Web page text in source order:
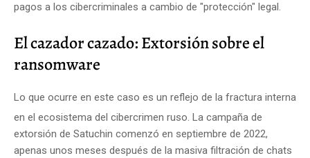
pagos a los cibercriminales a cambio de "protección" legal.
El cazador cazado: Extorsión sobre el
ransomware
Lo que ocurre en este caso es un reflejo de la fractura interna
en el ecosistema del cibercrimen ruso. La campaña de
extorsión de Satuchin comenzó en septiembre de 2022,
apenas unos meses después de la masiva filtración de chats